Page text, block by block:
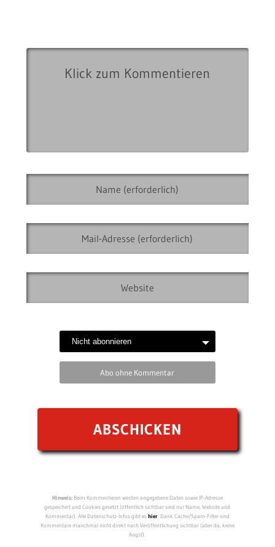
Abo ohne Kommentar
Hinweis:Beim Kommentieren werden angegebene Daten sowie IP-Adresse
gespeichert und Cookies gesetzt (öffentlich sichtbar sind nur Name, Website und
Kommentar). Alle Datenschutz-Infos gibt eshier. Dank Cache/Spam-Filter sind
Kommentare manchmal nicht direkt nach Veröffentlichung sichtbar (aber da, keine
Angst).